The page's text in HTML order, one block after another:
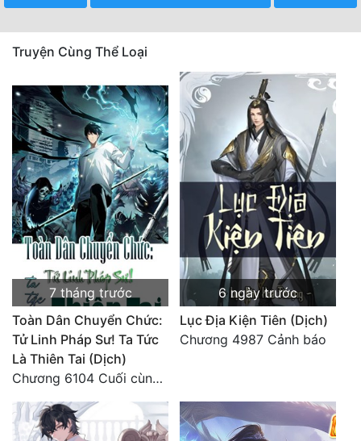
Truyện Cùng Thể Loại
7 tháng trước
Toàn Dân Chuyển Chức:
Tử Linh Pháp Sư! Ta Tức
Là Thiên Tai (Dịch)
Chương 6104 Cuối cùng (HẾT)
6 ngày trước
Lục Địa Kiện Tiên (Dịch)
Chương 4987 Cảnh báo